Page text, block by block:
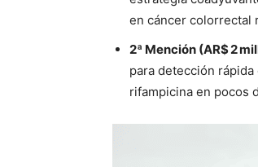
en cáncer colorrectal
2ª Mención (AR$ 2
para detección
rifampicina en pocos